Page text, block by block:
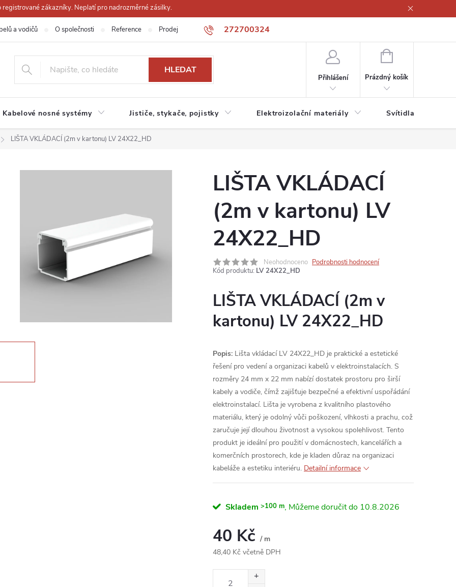
zákazníky. Neplatí pro nadrozměrné zásilky.
272700324
a vodičů O společnosti Reference Prodejna Obchodní podmínky
HLEDAT
Přihlášení
NÁKUPNÍ
Prázdný košík
Kabelové nosné systémy Jističe, stykače, pojistky Elektroizolační materiály Svítidla a zdroje
LIŠTA VKLÁDACÍ (2m v kartonu) LV 24X22_HD
LIŠTA VKLÁDACÍ
(2m v kartonu) LV
24X22_HD
Neohodnoceno Podrobnosti hodnocení
Kód produktu: LV 24X22_HD
LIŠTA VKLÁDACÍ (2m v
kartonu) LV 24X22_HD
Popis: Lišta vkládací LV 24X22_HD je praktické a estetické
řešení pro vedení a organizaci kabelů v elektroinstalacích. S
rozměry 24 mm x 22 mm nabízí dostatek prostoru pro širší
kabely a vodiče, čímž zajišťuje bezpečné a efektivní uspořádání
elektroinstalací. Lišta je vyrobena z kvalitního plastového
materiálu, který je odolný vůči poškození, vlhkosti a prachu, což
zaručuje její dlouhou životnost a vysokou spolehlivost. Tento
produkt je ideální pro použití v domácnostech, kancelářích a
komerčních prostorech, kde je kladen důraz na organizaci
kabeláže a estetiku interiéru. Detailní informace
Skladem >100 m 10.8.2026
40 Kč / m
48,40 Kč včetně DPH